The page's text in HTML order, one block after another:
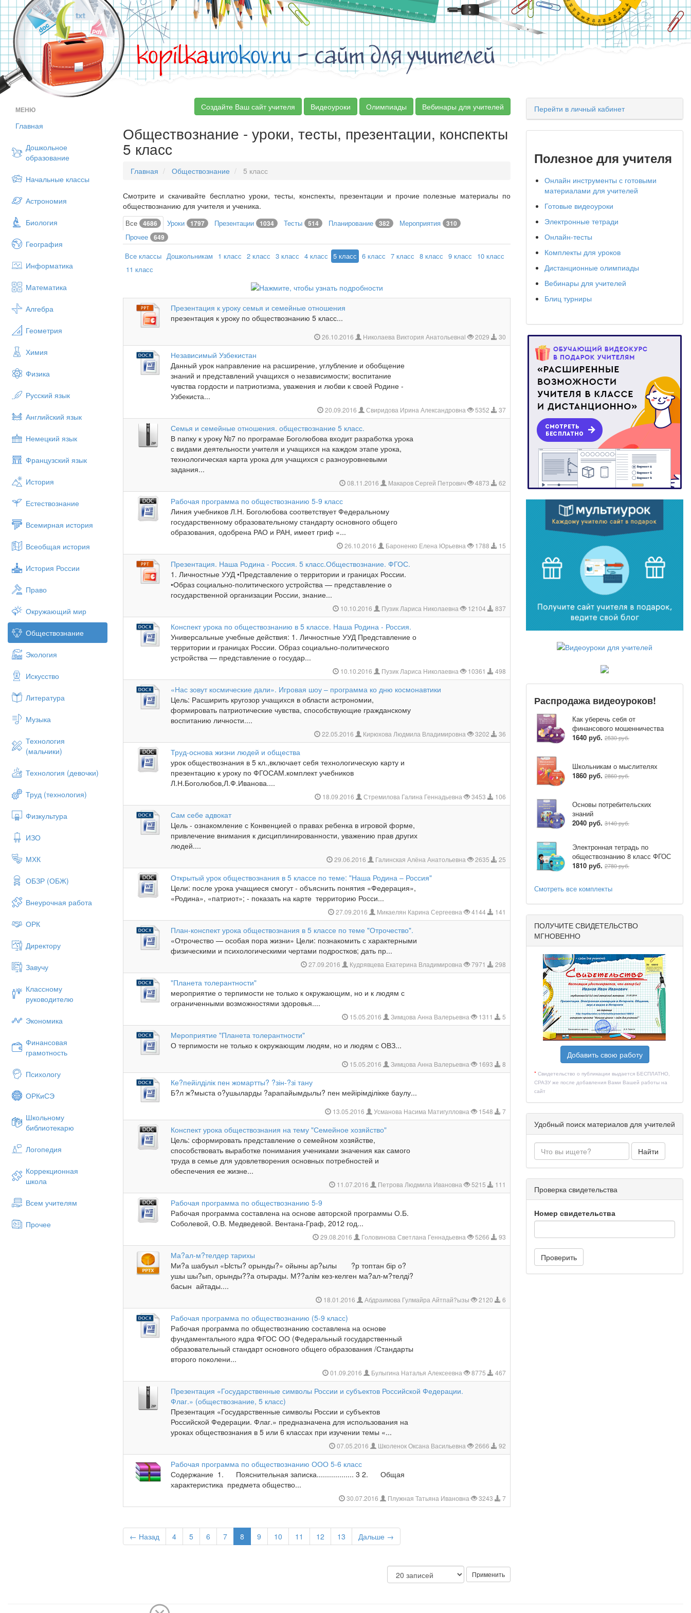
kopilkaurokov.ru- сайт для учителей
МЕНЮ
Главная
Дошкольное
образование
Начальные классы
Астрономия
Биология
География
Информатика
Математика
Алгебра
Геометрия
Химия
Физика
Русский язык
Английский язык
Немецкий язык
Французский язык
История
Естествознание
Всемирная история
Всеобщая история
История России
Право
Окружающий мир
Обществознание
Экология
Искусство
Литература
Музыка
Технология
(мальчики)
Технология (девочки)
Труд (технология)
Физкультура
ИЗО
МХК
ОБЗР (ОБЖ)
Внеурочная работа
ОРК
Директору
Завучу
Классному
руководителю
Экономика
Финансовая
грамотность
Психологу
ОРКиСЭ
Школьному
библиотекарю
Логопедия
Коррекционная
школа
Всем учителям
Прочее
Создайте Ваш сайт учителя Видеоуроки Олимпиады Вебинары для учителей
Обществознание - уроки, тесты, презентации, конспекты
5 класс
Главная Обществознание 5 класс
Смотрите и скачивайте бесплатно уроки, тесты, конспекты, презентации и прочие полезные материалы по
обществознанию для учителя и ученика.
Все 4686 Уроки 1797 Презентации 1034 Тесты 514 Планирование 382 Мероприятия 310
Прочее 649
Все классы Дошкольникам 1 класс 2 класс 3 класс 4 класс 5 класс 6 класс 7 класс 8 класс 9 класс
10 класс
11 класс
Презентация к уроку семья и семейные отношения
презентация к уроку по обществознанию 5 класс...
26.10.2016 Николаева Виктория Анатольевнаl 2029 30
Независимый Узбекистан
Данный урок направление на расширение, углубление и обобщение
знаний и представлений учащихся о независимости; воспитание
чувства гордости и патриотизма, уважения и любви к своей Родине -
Узбекиста...
20.09.2016 Свиридова Ирина Александровна 5352 37
Семья и семейные отношения. обществознание 5 класс.
В папку к уроку №7 по програмае Боголюбова входит разработка урока
с видами деятельности учителя и учащихся на каждом этапе урока,
технологическая карта урока для учащихся с разноуровневыми
задания...
08.11.2016 Макаров Сергей Петрович 4873 62
Рабочая программа по обществознанию 5-9 класс
Линия учебников Л.Н. Боголюбова соответствует Федеральному
государственному образовательному стандарту основного общего
образования, одобрена РАО и РАН, имеет гриф «...
26.10.2016 Бароненко Елена Юрьевна 1788 15
Презентация. Наша Родина - Россия. 5 класс.Обществознание. ФГОС.
1. Личностные УУД •Представление о территории и границах России.
•Образ социально-политического устройства — представление о
государственной организации России, знание...
10.10.2016 Пузик Лариса Николаевна 12104 837
Конспект урока по обществознанию в 5 классе. Наша Родина - Россия.
Универсальные учебные действия: 1. Личностные УУД Представление о
территории и границах России. Образ социально-политического
устройства — представление о государ...
10.10.2016 Пузик Лариса Николаевна 10361 498
«Нас зовут космические дали». Игровая шоу – программа ко дню космонавтики
Цель: Расширить кругозор учащихся в области астрономии,
формировать патриотические чувства, способствующие гражданскому
воспитанию личности....
22.05.2016 Кирюхова Людмила Владимировна 3202 36
Труд-основа жизни людей и общества
урок обществознания в 5 кл.,включает себя технологическую карту и
презентацию к уроку по ФГОСАМ.комплект учебников
Л.Н.Боголюбов,Л.Ф.Иванова....
18.09.2016 Стремилова Галина Геннадьевна 3453 106
Сам себе адвокат
Цель - ознакомление с Конвенцией о правах ребенка в игровой форме,
привлечение внимания к дисциплинированности, уважению прав других
людей....
29.06.2016 Галинская Алёна Анатольевна 2635 25
Открытый урок обществознания в 5 классе по теме: "Наша Родина – Россия"
Цели: после урока учащиеся смогут - объяснить понятия «Федерация»,
«Родина», «патриот»; - показать на карте территорию Росси...
27.09.2016 Микаелян Карина Сергеевна 4144 141
План-конспект урока обществознания в 5 классе по теме "Отрочество".
«Отрочество — особая пора жизни» Цели: познакомить с характерными
физическими и психологическими чертами подростков; дать пр...
27.09.2016 Кудрявцева Екатерина Владимировна 7971 298
"Планета толерантности"
мероприятие о терпимости не только к окружающим, но и к людям с
ограниченными возможностями здоровья....
15.05.2016 Зимцова Анна Валерьевна 1311 5
Мероприятие "Планета толерантности"
О терпимости не только к окружающим людям, но и людям с ОВЗ...
15.05.2016 Зимцова Анна Валерьевна 1693 8
Ке?пейілділік пен жомартты? ?зін-?зі тану
Б?л ж?мыста о?ушыларды ?арапайымдылы? пен мейірімділікке баулу...
13.05.2016 Усманова Насима Матигулловна 1548 7
Конспект урока обществознания на тему "Семейное хозяйство"
Цель: сформировать представление о семейном хозяйстве,
способствовать выработке понимания учениками значения как самого
труда в семье для удовлетворения основных потребностей и
обеспечения ее жизне...
11.07.2016 Петрова Людмила Ивановна 5215 111
Рабочая программа по обществознанию 5-9
Рабочая программа составлена на основе авторской программы О.Б.
Соболевой, О.В. Медведевой. Вентана-Граф, 2012 год...
29.08.2016 Головинова Светлана Геннадьевна 5266 93
Ма?ал-м?телдер тарихы
Ми?а шабуыл «Ысты? орынды?» ойыны ар?ылы ?р топтан бір о?
ушы шы?ып, орынды??а отырады. М??алім кез-келген ма?ал-м?телді?
басын айтады....
18.01.2016 Абдраимова Гулмайра Айтпай?ызы 2120 6
Рабочая программа по обществознанию (5-9 класс)
Рабочая программа по обществознанию составлена на основе
фундаментального ядра ФГОС ОО (Федеральный государственный
образовательный стандарт основного общего образования /Стандарты
второго поколени...
01.09.2016 Булыгина Наталья Алексеевна 8775 467
Презентация «Государственные символы России и субъектов Российской Федерации.
Флаг.» (обществознание, 5 класс)
Презентация «Государственные символы России и субъектов
Российской Федерации. Флаг.» предназначена для использования на
уроках обществознания в 5 или 6 классах при изучении темы «...
07.05.2016 Школенок Оксана Васильевна 2666 92
Рабочая программа по обществознанию ООО 5-6 класс
Содержание 1. Пояснительная записка.................. 3 2. Общая
характеристика предмета общество...
30.07.2016 Плужная Татьяна Ивановна 3243 7
← Назад 4 5 6 7 8 9 10 11 12 13 Дальше →
Применить
Перейти в личный кабинет
Полезное для учителя
Онлайн инструменты с готовыми
материалами для учителей
Готовые видеоуроки
Электронные тетради
Онлайн-тесты
Комплекты для уроков
Дистанционные олимпиады
Вебинары для учителей
Блиц турниры
Распродажа видеоуроков!
Как уберечь себя от
финансового мошенничества
1640 руб. 2530 руб.
Школьникам о мыслителях
1860 руб. 2860 руб.
Основы потребительских
знаний
2040 руб. 3140 руб.
Электронная тетрадь по
обществознанию 8 класс ФГОС
1810 руб. 2780 руб.
Смотреть все комплекты
ПОЛУЧИТЕ СВИДЕТЕЛЬСТВО
МГНОВЕННО
Добавить свою работу
* Свидетельство о публикации выдается БЕСПЛАТНО,
СРАЗУ же после добавления Вами Вашей работы на
сайт
Удобный поиск материалов для учителей
Найти
Проверка свидетельства
Номер свидетельства
Проверить